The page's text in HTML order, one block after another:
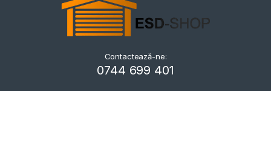
Kriszta
Typically replies within a day
Contactează-ne:
0744 699 401